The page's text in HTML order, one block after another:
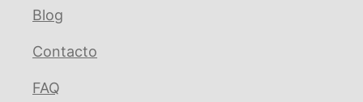
Blog
Contacto
FAQ